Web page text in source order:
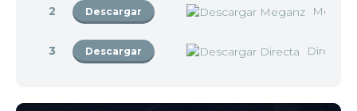
2 Descargar Meganz
3 Descargar Directa